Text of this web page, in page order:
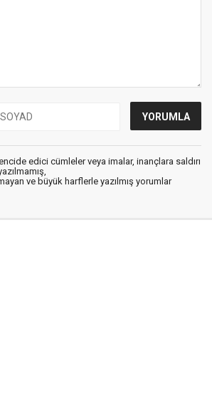
edici cümleler veya imalar, inançlara saldırı
ve büyük harflerle yazılmış yorumlar